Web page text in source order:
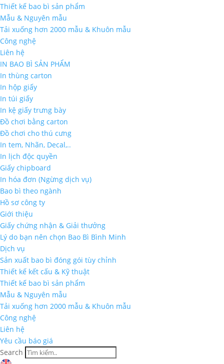
Thiết kế bao bì sản phẩm
Mẫu & Nguyên mẫu
Tải xuống hơn 2000 mẫu & Khuôn mẫu
Công nghệ
Liên hệ
IN BAO BÌ SẢN PHẨM
In thùng carton
In hộp giấy
In túi giấy
In kệ giấy trưng bày
Đồ chơi bằng carton
Đồ chơi cho thú cưng
In tem, Nhãn, Decal,..
In lịch độc quyền
Giấy chipboard
In hóa đơn (Ngừng dịch vụ)
Bao bì theo ngành
Hồ sơ công ty
Giới thiệu
Giấy chứng nhận & Giải thưởng
Lý do bạn nên chọn Bao Bì Bình Minh
Dịch vụ
Sản xuất bao bì đóng gói tùy chỉnh
Thiết kế kết cấu & Kỹ thuật
Thiết kế bao bì sản phẩm
Mẫu & Nguyên mẫu
Tải xuống hơn 2000 mẫu & Khuôn mẫu
Công nghệ
Liên hệ
Yêu cầu báo giá
Search